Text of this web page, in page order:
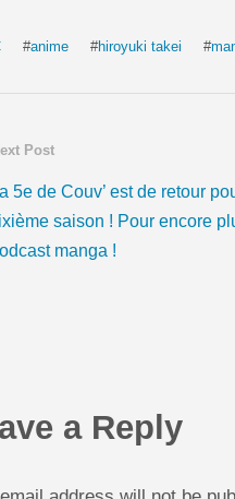
#anime #hiroyuki takei #
Post
5e de Couv’ est de retour
saison ! Pour encore
manga !
a Reply